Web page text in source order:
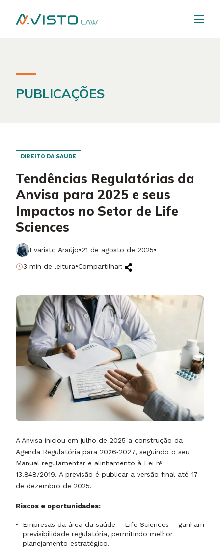
PUBLICAÇÕES
DIREITO DA SAÚDE
Tendências Regulatórias da
Anvisa para 2025 e seus
Impactos no Setor de Life
Sciences
Evaristo Araújo·21 de agosto de 2025·
3 min de leitura·Compartilhar:
A Anvisa iniciou em julho de 2025 a construção da
Agenda Regulatória para 2026‑2027, seguindo o seu
Manual regulamentar e alinhamento à Lei nº
13.848/2019. A previsão é publicar a versão final até 17
de dezembro de 2025.
Riscos e oportunidades:
Empresas da área da saúde – Life Sciences – ganham
previsibilidade regulatória, permitindo melhor
planejamento estratégico.